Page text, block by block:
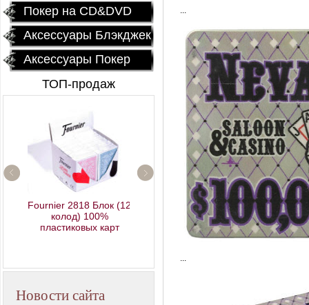
Покер на CD&DVD
Аксессуары Блэкджек
Аксессуары Покер
ТОП-продаж
Fournier 2818 Блок (12
колод) 100%
пластиковых карт
Профессиональный
покерный набор
"Poker Star" 500
Новости сайта
...
...